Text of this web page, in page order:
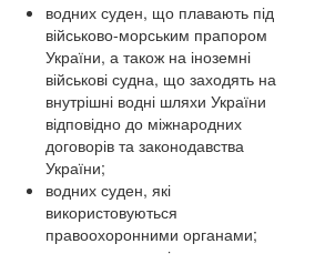
водних суден, що плавають під
військово-морським прапором
України, а також на іноземні
військові судна, що заходять на
внутрішні водні шляхи України
відповідно до міжнародних
договорів та законодавства
України;
водних суден, які
використовуються
правоохоронними органами;